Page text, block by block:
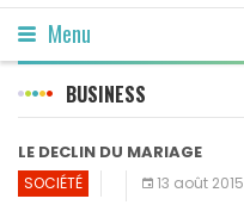
Menu
BUSINESS
LE DECLIN DU MARIAGE
SOCIÉTÉ 13 août 2015